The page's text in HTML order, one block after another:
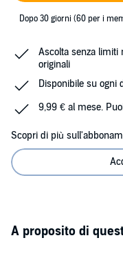
Dopo 30 giorni (60 per i
Ascolta senza limiti
originali
Disponibile su ogni
9,99 € al mese.
Scopri di più
A proposito di